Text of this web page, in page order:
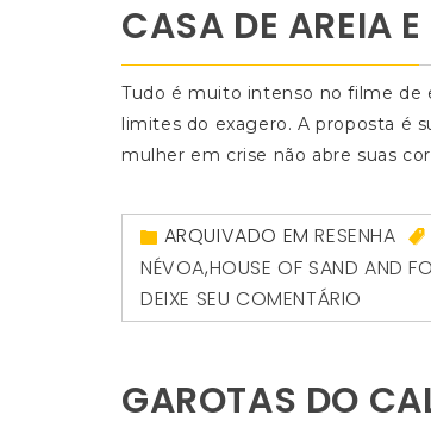
CASA DE AREIA
Tudo é muito intenso no filme de
limites do exagero. A proposta é
mulher em crise não abre suas
ARQUIVADO EMRESENHA
NÉVOA,HOUSE OF SAND AND
DEIXE SEU COMENTÁRIO
GAROTAS DO